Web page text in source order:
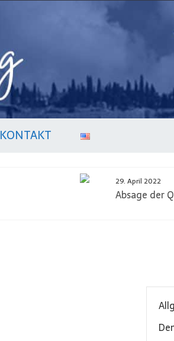
KONTAKT
29. April 2022
Absage der